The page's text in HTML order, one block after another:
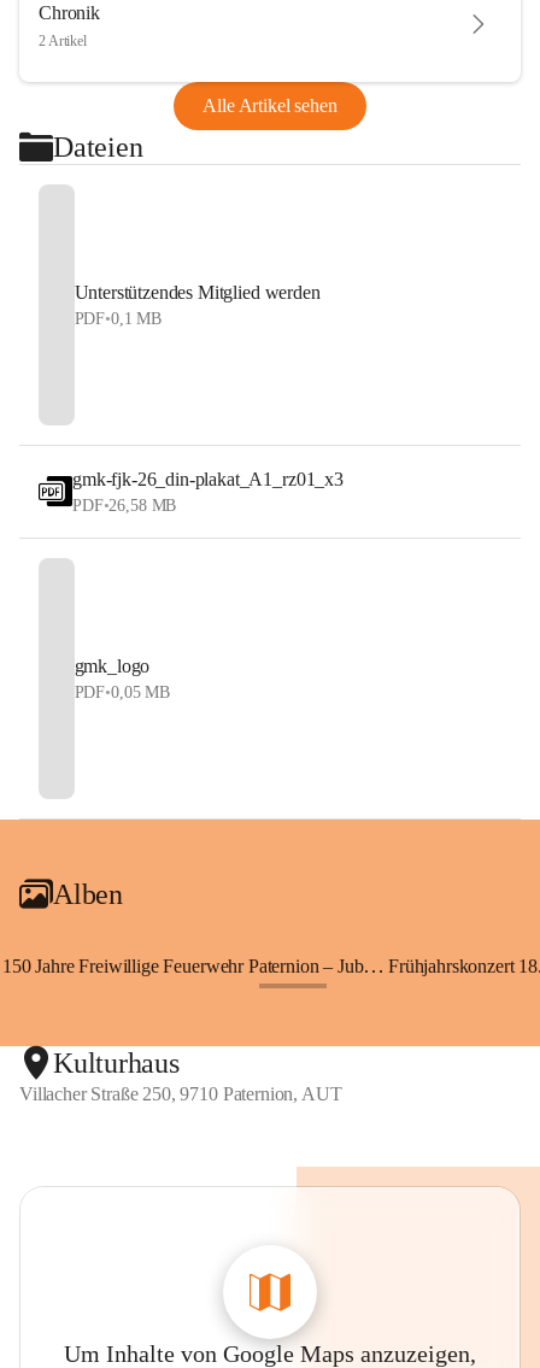
Chronik
2 Artikel
Alle Artikel sehen
Dateien
Unterstützendes Mitglied werden
PDF•0,1 MB
gmk-fjk-26_din-plakat_A1_rz01_x3
PDF•26,58 MB
gmk_logo
PDF•0,05 MB
Alben
150 Jahre Freiwillige Feuerwehr Paternion – Jubiläumsfest Frühjahrskonzert
Kulturhaus
Villacher Straße 250, 9710 Paternion, AUT
Um Inhalte von Google Maps anzuzeigen,